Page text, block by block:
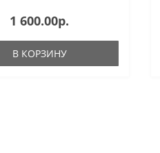
1 600.00р.
В КОРЗИНУ